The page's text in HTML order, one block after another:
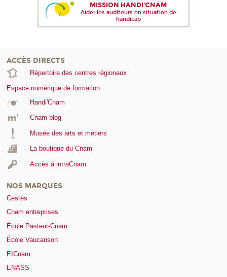
MISSION HANDI'CNAM
Aider les auditeurs en situation de
handicap
ACCÈS DIRECTS
Répertoire des centres régionaux
Espace numérique de formation
Handi'Cnam
Cnam blog
Musée des arts et métiers
La boutique du Cnam
Accès à intraCnam
NOS MARQUES
Cestes
Cnam entreprises
École Pasteur-Cnam
École Vaucanson
EICnam
ENASS